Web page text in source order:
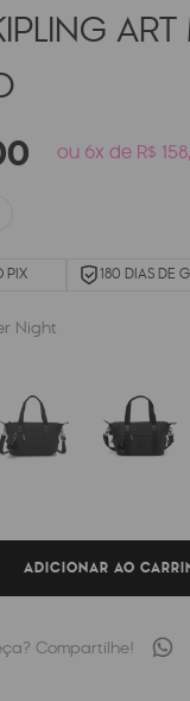
ou 6x de R$
PIX 180 DIAS DE
Night
ADICIONAR AO